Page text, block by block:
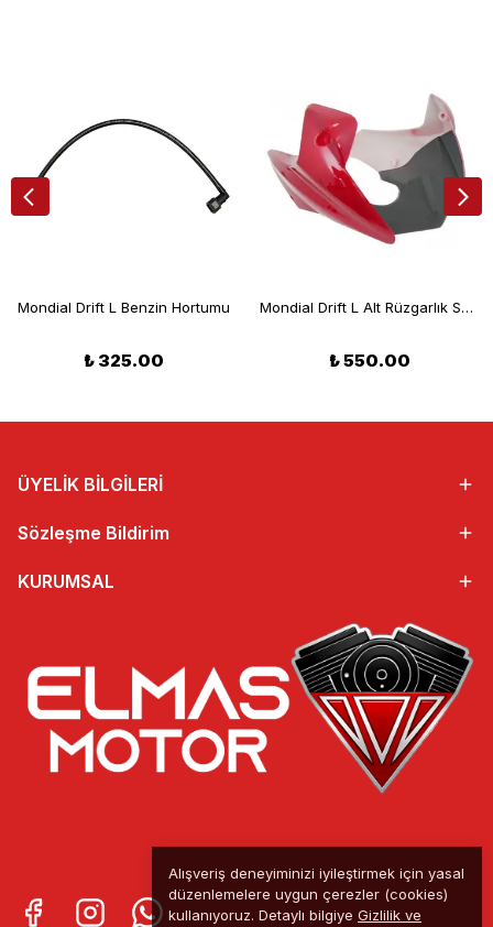
Alışveriş deneyiminizi iyileştirmek için yasal
düzenlemelere uygun çerezler (cookies)
kullanıyoruz. Detaylı bilgiye Gizlilik ve
Mondial Drift L Benzin Hortumu
₺ 325.00
Mondial Drift L Alt Rüzgarlık Sakal Kırmızı
₺ 550.00
ÜYELİK BİLGİLERİ
Sözleşme Bildirim
KURUMSAL